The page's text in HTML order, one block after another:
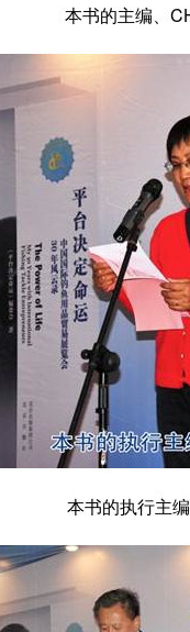
本书的主编、
本书的执行主